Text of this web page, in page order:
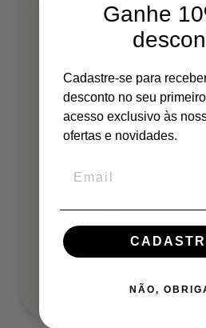
Itália
Finalista
nota 96,75/10
Ganhe
Cadastre-se para
desconto no seu
acesso exclusivo às
ofertas e novidades.
NÃO,